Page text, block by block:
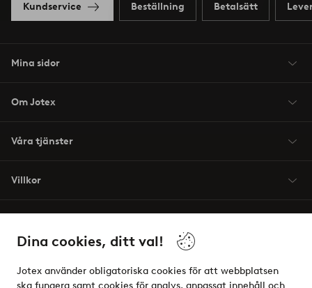
Dina cookies, ditt val!
Jotex använder obligatoriska cookies för att webbplatsen
ska fungera samt cookies för analys, anpassat innehåll och
Kundservice Beställning Betalsätt
Mina sidor
Om Jotex
Våra tjänster
Villkor